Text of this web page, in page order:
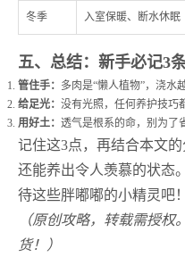
冬季 入室保暖、断水休眠
五、总结：新手必记3
管住手： 多肉是“懒人植物”，浇水
给足光： 没有光照，任何养护技巧
用好土： 透气是根系的命，别为了
记住这3点，再结合本文
还能养出令人羡慕的状态
待这些胖嘟嘟的小精灵吧！
（原创攻略，转载需授
货！）